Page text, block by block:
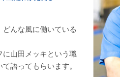
どんな風に働いている
に山田メッキという職
語ってもらいます。